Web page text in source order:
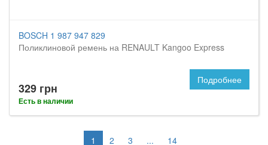
BOSCH 1 987 947 829
Поликлиновой ремень на RENAULT Kangoo Express
329 грн
Есть в наличии
Подробнее
1 2 3 ... 14